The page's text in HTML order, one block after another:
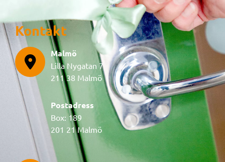
Kontakt
Malmö
Lilla Nygatan 7
211 38 Malmö
Postadress
Box: 189
201 21 Malmö